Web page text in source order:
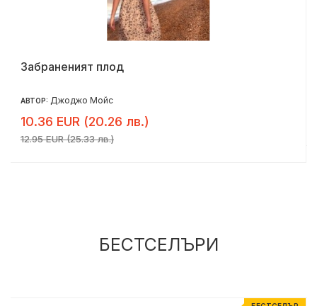
Забраненият плод
АВТОР: Джоджо Мойс
10.36 EUR (20.26 лв.)
12.95 EUR (25.33 лв.)
БЕСТСЕЛЪРИ